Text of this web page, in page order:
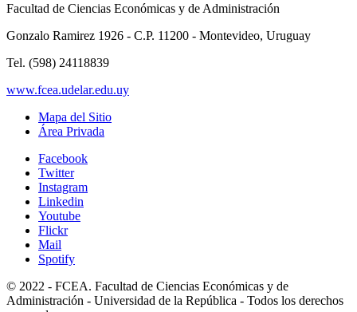
Facultad de Ciencias Económicas y de Administración
Gonzalo Ramirez 1926 - C.P. 11200 - Montevideo, Uruguay
Tel. (598) 24118839
www.fcea.udelar.edu.uy
Mapa del Sitio
Área Privada
Facebook
Twitter
Instagram
Linkedin
Youtube
Flickr
Mail
Spotify
© 2022 - FCEA. Facultad de Ciencias Económicas y de
Administración - Universidad de la República - Todos los derechos